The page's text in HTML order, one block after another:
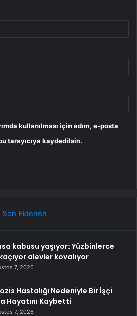
kullanılması için adım, e-posta
tarayıcıya kaydedilsin.
Son Eklenen
kabusu yaşıyor: Yüzbinlerce
alevler kovalıyor
7, 2026
Hastalığı Nedeniyle Bir İşçi
Hayatını Kaybetti
7, 2026